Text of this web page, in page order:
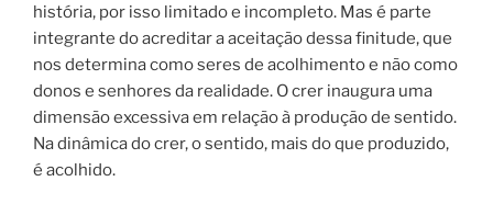
história, por isso limitado e incompleto. Mas é parte
integrante do acreditar a aceitação dessa finitude, que
nos determina como seres de acolhimento e não como
donos e senhores da realidade. O crer inaugura uma
dimensão excessiva em relação à produção de sentido.
Na dinâmica do crer, o sentido, mais do que produzido,
é acolhido.